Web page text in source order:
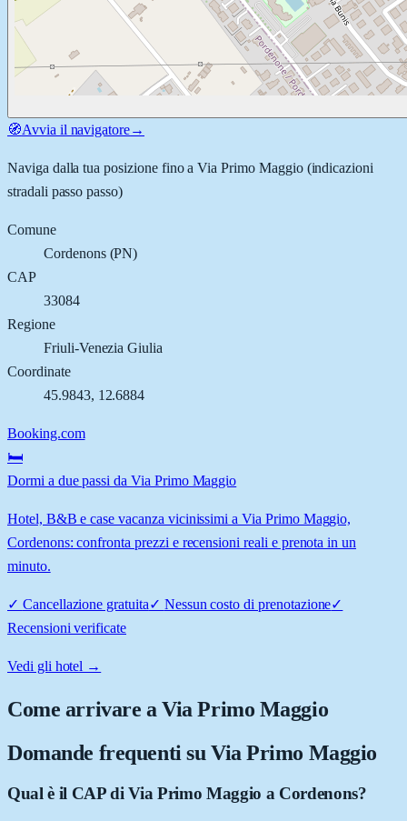
🧭Avvia il navigatore→
Naviga dalla tua posizione fino aVia Primo Maggio(indicazioni
stradali passo passo)
Comune
Cordenons(PN)
CAP
33084
Regione
Friuli-Venezia Giulia
Coordinate
45.9843, 12.6884
Booking.com
🛏️
Dormi a due passi da Via Primo Maggio
Hotel, B&B e case vacanza vicinissimi a Via Primo Maggio,
Cordenons: confronta prezzi e recensioni reali e prenota in un
minuto.
✓ Cancellazione gratuita✓ Nessun costo di prenotazione✓
Recensioni verificate
Vedi gli hotel →
Come arrivare aVia Primo Maggio
Domande frequenti su Via Primo Maggio
Qual è il CAP di Via Primo Maggio a Cordenons?